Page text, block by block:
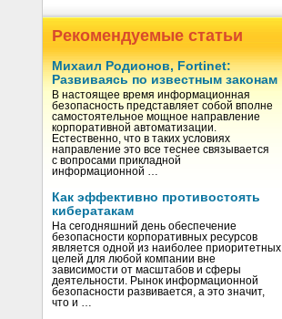
Рекомендуемые статьи
Михаил Родионов, Fortinet:
Развиваясь по известным законам
В настоящее время информационная
безопасность представляет собой вполне
самостоятельное мощное направление
корпоративной автоматизации.
Естественно, что в таких условиях
направление это все теснее связывается
с вопросами прикладной
информационной …
Как эффективно противостоять
кибератакам
На сегодняшний день обеспечение
безопасности корпоративных ресурсов
является одной из наиболее приоритетных
целей для любой компании вне
зависимости от масштабов и сферы
деятельности. Рынок информационной
безопасности развивается, а это значит,
что и …